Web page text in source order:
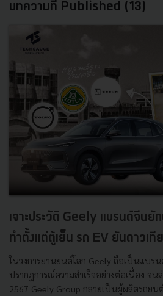
บทความที่ Published (13)
เจาะประวัติ Geely แบรนด์จีนยั
ทำตั้งแต่ตู้เย็น รถ EV ยันดาวเที
ในวงการยานยนต์โลก Geely ถือเป็นแบร
ปรากฏการณ์ความสำเร็จอย่างต่อเนื่อง จน
2567 Geely Group กลายเป็นผู้ผลิตรถย